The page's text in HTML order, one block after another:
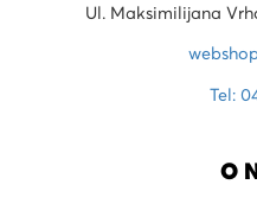
Ul. Maksimilijana
Tel:
O